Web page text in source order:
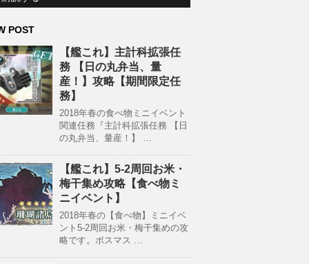
POST
【艦これ】主計科拡張任
務 【日の丸弁当、量
産！】攻略【期間限定任
務】
2018年春の食べ物ミニイベント
関連任務『主計科拡張任務 【日
の丸弁当、量産！】 …
【艦これ】5-2周回お米・
梅干集め攻略【食べ物ミ
ニイベント】
2018年春の【食べ物】ミニイベ
ント5-2周回お米・梅干集めの攻
略です。ボスマス …